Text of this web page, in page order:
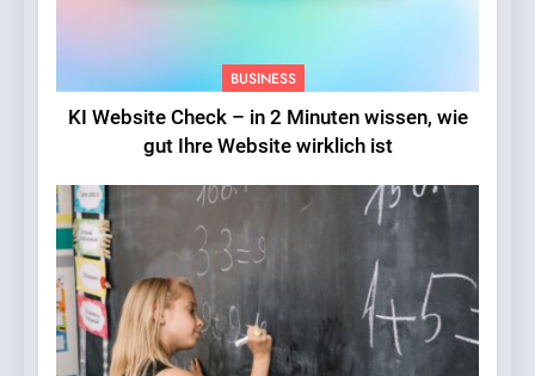
BUSINESS
KI Website Check – in 2 Minuten wissen, wie
gut Ihre Website wirklich ist